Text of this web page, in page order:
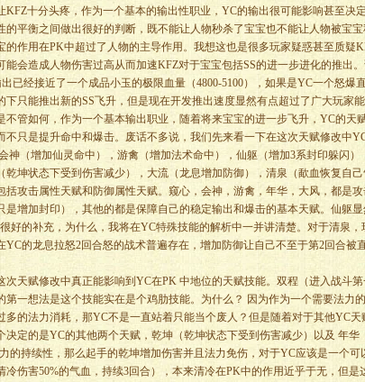
十分头疼，作为一个基本的输出性职业，YC的输出很可能影响甚至决
的平衡之间做出很好的判断，既不能让人物秒杀了宝宝也不能让人物被宝
的作用在PK中超过了人物的主导作用。我想这也是很多玩家疑惑甚至质疑
能会造成人物伤害过高从而加速KFZ对于宝宝包括SS的进一步进化的推出
已经接近了一个成品小玉的极限血量（4800-5100），如果是YC一个怒爆
下只能推出新的SS飞升，但是现在开发推出速度显然有点超过了广大玩家
不管如何，作为一个基本输出职业，随着将来宝宝的进一步飞升，YC的天
只是提升命中和爆击。废话不多说，我们先来看一下在这次天赋修改中YC
（增加仙灵命中），游禽（增加法术命中），仙躯（增加3系封印躲闪）
乾坤状态下受到伤害减少），大流（龙息增加防御），清泉（歃血恢复自
括攻击属性天赋和防御属性天赋。窥心，会神，游禽，年华，大风，都是
是增加封印），其他的都是保障自己的稳定输出和爆击的基本天赋。仙躯
好的补充，为什么，我将在YC特殊技能的解析中一并讲清楚。对于清泉
YC的龙息拉怒2回合怒的战术普遍存在，增加防御让自己不至于第2回合被
赋修改中真正能影响到YC在PK 中地位的天赋技能。双程（进入战斗第
第一想法是这个技能实在是个鸡肋技能。为什么？ 因为作为一个需要法力
多的法力消耗，那YC不是一直站着只能当个废人？但是随着对于其他YC
决定的是YC的其他两个天赋，乾坤（乾坤状态下受到伤害减少）以及 年华
的持续性，那么起手的乾坤增加伤害并且法力免伤，对于YC应该是一个
冷伤害50%的气血，持续3回合），本来清冷在PK中的作用近乎于无，但